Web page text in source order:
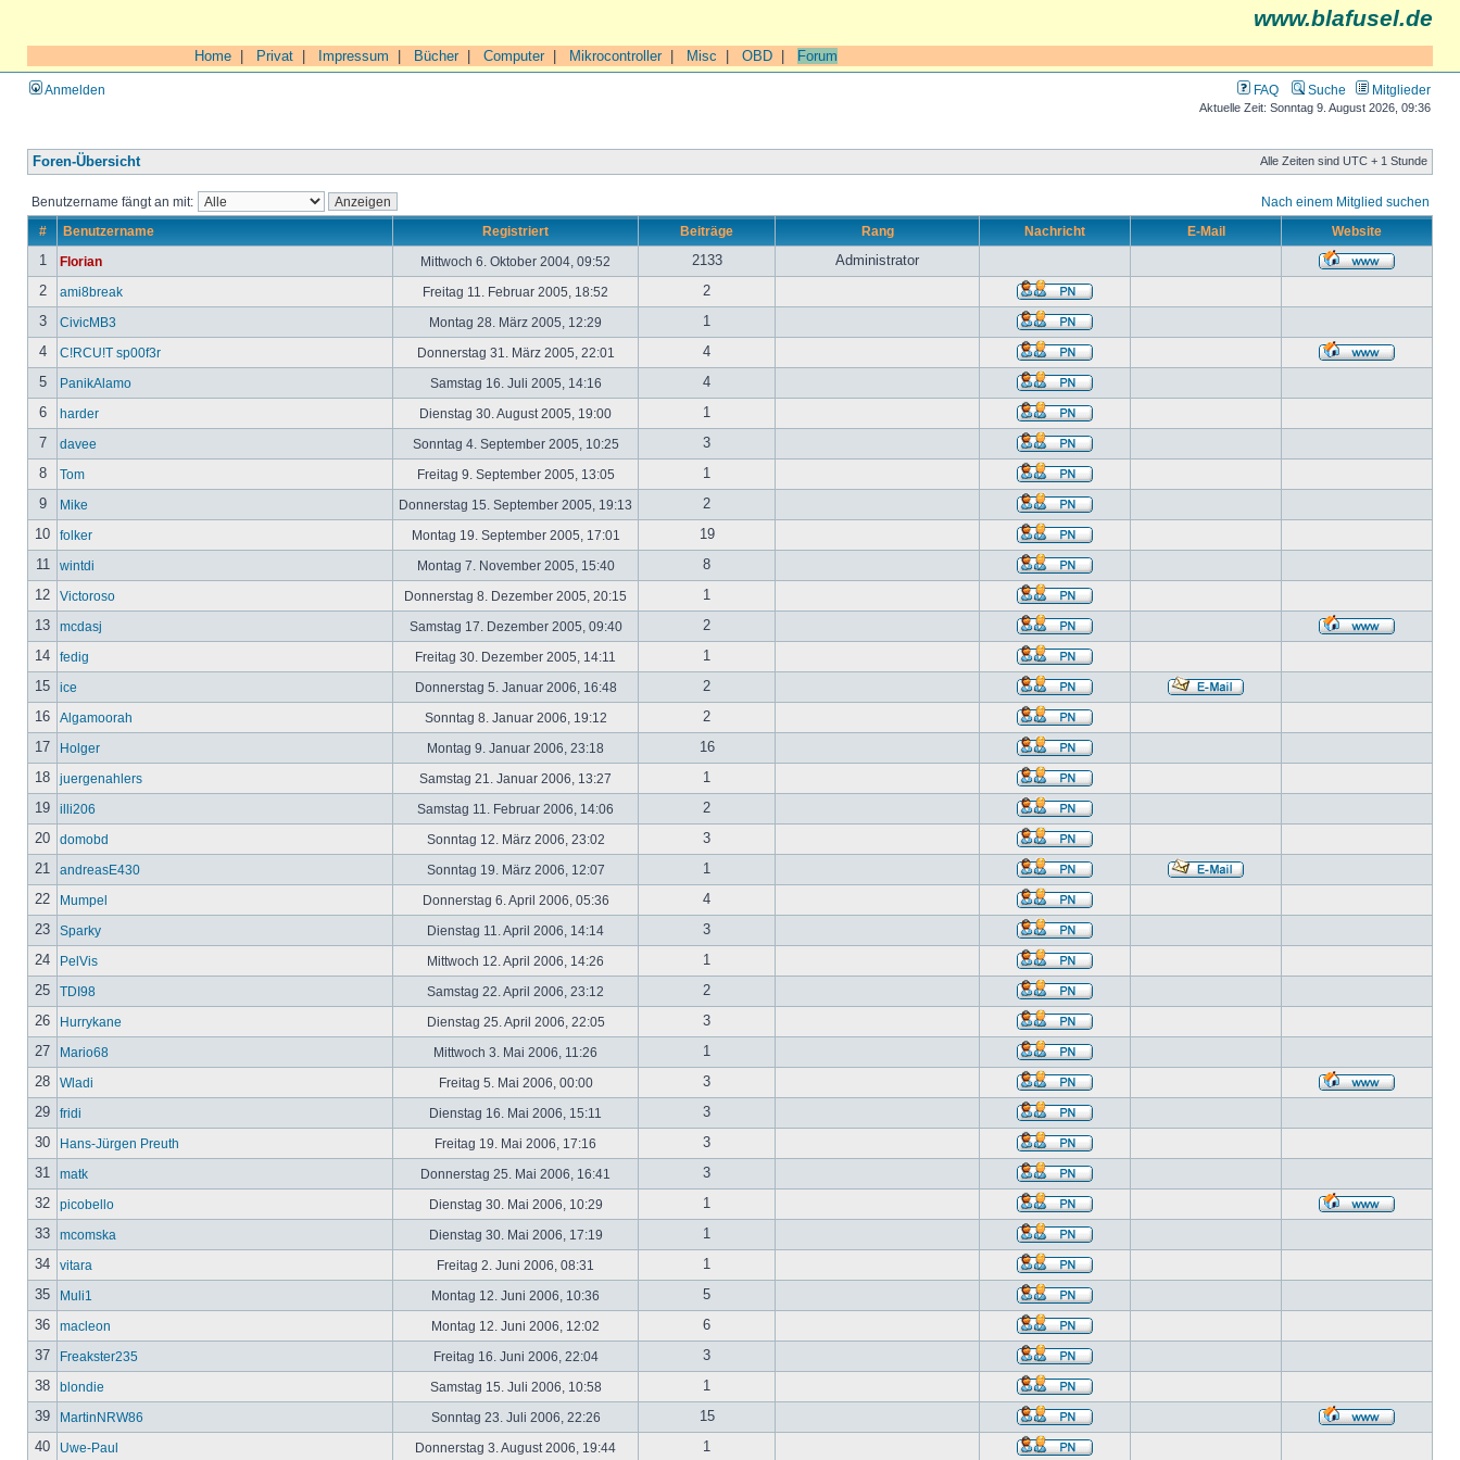
www.blafusel.de
Home Privat Impressum Bücher| Computer| Mikrocontroller| Misc OBD Forum
Anmelden FAQ Suche Mitglieder
Aktuelle Zeit: Sonntag 9. August 2026, 09:36
Foren-Übersicht Alle Zeiten sind UTC + 1 Stunde
Benutzername fängt an mit: Nach einem Mitglied suchen
# Benutzername Registriert Beiträge Rang Nachricht E-Mail Website
1 Florian Mittwoch 6. Oktober 2004, 09:52 2133
Administrator
2
ami8break Freitag 11. Februar 2005, 18:52
2
3
CivicMB3 Montag 28. März 2005, 12:29
1
4
C!RCU!T sp00f3r Donnerstag 31. März 2005, 22:01
4
5
PanikAlamo Samstag 16. Juli 2005, 14:16
4
6
harder Dienstag 30. August 2005, 19:00
1
7
davee Sonntag 4. September 2005, 10:25
3
8
Tom Freitag 9. September 2005, 13:05
1
9
Mike Donnerstag 15. September 2005, 19:13
2
10
folker Montag 19. September 2005, 17:01
19
11
wintdi Montag 7. November 2005, 15:40
8
12
Victoroso Donnerstag 8. Dezember 2005, 20:15
1
13
mcdasj Samstag 17. Dezember 2005, 09:40
2
14
fedig Freitag 30. Dezember 2005, 14:11
1
15
ice Donnerstag 5. Januar 2006, 16:48
2
16
Algamoorah Sonntag 8. Januar 2006, 19:12
2
17
Holger Montag 9. Januar 2006, 23:18
16
18
juergenahlers Samstag 21. Januar 2006, 13:27
1
19
illi206 Samstag 11. Februar 2006, 14:06
2
20
domobd Sonntag 12. März 2006, 23:02
3
21
andreasE430 Sonntag 19. März 2006, 12:07
1
22
Mumpel Donnerstag 6. April 2006, 05:36
4
23
Sparky Dienstag 11. April 2006, 14:14
3
24
PelVis Mittwoch 12. April 2006, 14:26
1
25
TDI98 Samstag 22. April 2006, 23:12
2
26
Hurrykane Dienstag 25. April 2006, 22:05
3
27
Mario68 Mittwoch 3. Mai 2006, 11:26
1
28
Wladi Freitag 5. Mai 2006, 00:00
3
29
fridi Dienstag 16. Mai 2006, 15:11
3
30
Hans-Jürgen Preuth Freitag 19. Mai 2006, 17:16
3
31
matk Donnerstag 25. Mai 2006, 16:41
3
32
picobello Dienstag 30. Mai 2006, 10:29
1
33
mcomska Dienstag 30. Mai 2006, 17:19
1
34
vitara Freitag 2. Juni 2006, 08:31
1
35
Muli1 Montag 12. Juni 2006, 10:36
5
36
macleon Montag 12. Juni 2006, 12:02
6
37
Freakster235 Freitag 16. Juni 2006, 22:04
3
38
blondie Samstag 15. Juli 2006, 10:58
1
39
MartinNRW86 Sonntag 23. Juli 2006, 22:26
15
40
Uwe-Paul Donnerstag 3. August 2006, 19:44 1